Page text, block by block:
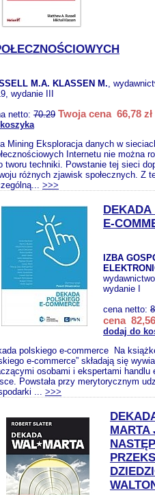
M.A. KLASSEN M.,
wydanie III
netto: 70.29 Twoja cena 66,78 zł
Mining Eksploracja danych w
Internetu nie można
tworu techniki. Powstanie tej sieci
różnych zjawisk społecznych. Z
>>>
DEKADA
E-
IZBA
wydanie I
cena netto:
cena
dodaj do
polskiego e-commerce Na
e-commerce” składają się
osobami i ekspertami handlu
Powstała przy merytorycznym
... >>>
MARTA